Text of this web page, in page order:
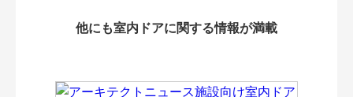
他にも室内ドアに関する情報が満載